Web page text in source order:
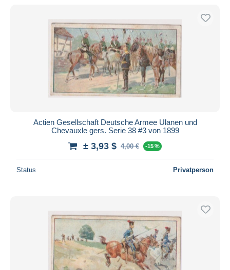
Actien Gesellschaft Deutsche Armee Ulanen und
Chevauxle gers. Serie 38 #3 von 1899
± 3,93 $ 4,00 € -15 %
Status Privatperson